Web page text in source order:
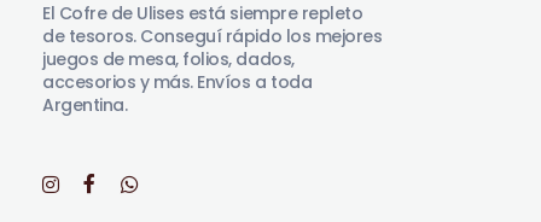
El Cofre de Ulises está siempre repleto
de tesoros. Conseguí rápido los mejores
juegos de mesa, folios, dados,
accesorios y más. Envíos a toda
Argentina.